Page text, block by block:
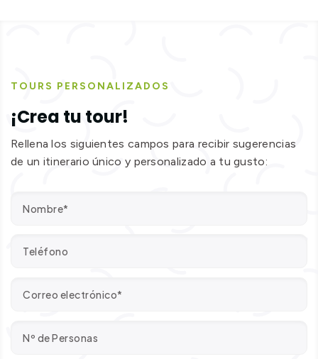
TOURS PERSONALIZADOS
¡Crea tu tour!
Rellena los siguientes campos para recibir sugerencias
de un itinerario único y personalizado a tu gusto: